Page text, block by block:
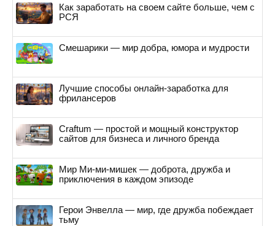
Как заработать на своем сайте больше, чем с
РСЯ
Смешарики — мир добра, юмора и мудрости
Лучшие способы онлайн-заработка для
фрилансеров
Craftum — простой и мощный конструктор
сайтов для бизнеса и личного бренда
Мир Ми-ми-мишек — доброта, дружба и
приключения в каждом эпизоде
Герои Энвелла — мир, где дружба побеждает
тьму